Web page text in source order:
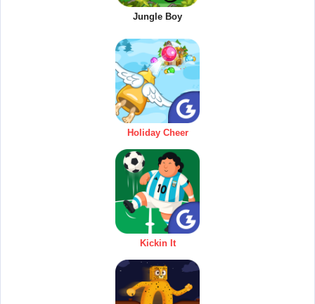
Jungle Boy
Holiday Cheer
Kickin It